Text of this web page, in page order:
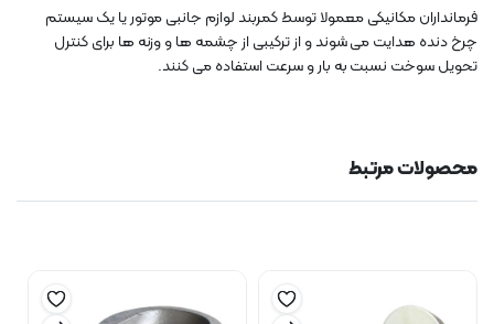
فرمانداران مکانیکی معمولا توسط کمربند لوازم جانبی موتور یا یک سیستم
چرخ دنده هدایت می شوند و از ترکیبی از چشمه ها و وزنه ها برای کنترل
تحویل سوخت نسبت به بار و سرعت استفاده می کنند.
محصولات مرتبط